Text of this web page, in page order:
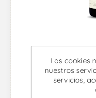
Fafide
Desde
Las cookies
nuestros
servicios,